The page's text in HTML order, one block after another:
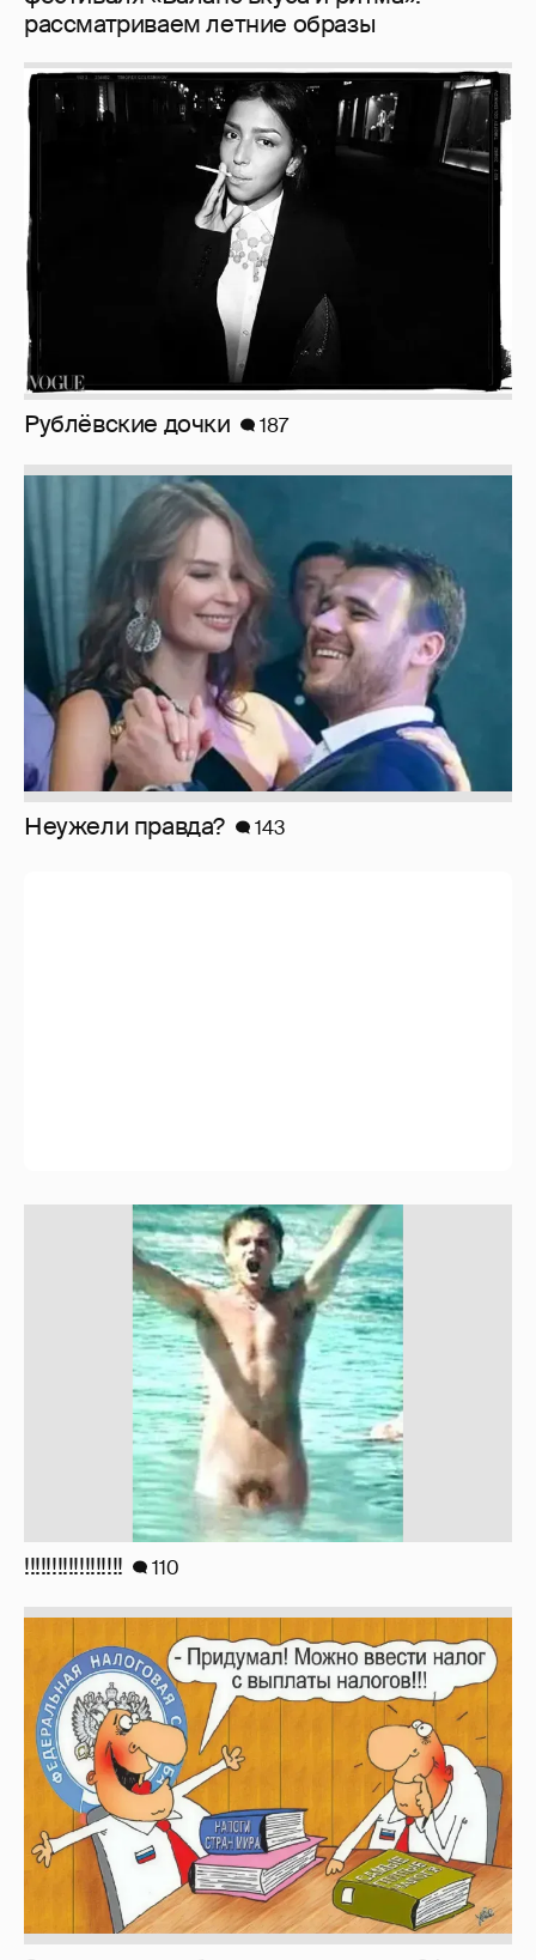
рассматриваем летние образы
Рублёвские дочки 187
Неужели правда? 143
110
Зачем нам вообще платить налоги? (или:
как работают наши деньги, когда мы
заикаемся о защите прав)